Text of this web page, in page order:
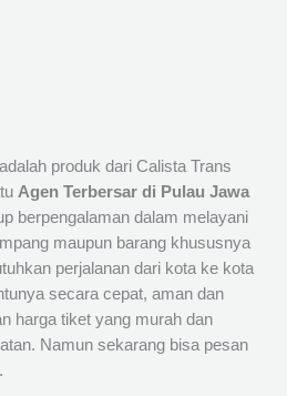
adalah produk dari Calista Trans
Agen Terbersar di Pulau Jawa
berpengalaman dalam melayani
maupun barang khususnya
perjalanan dari kota ke kota
secara cepat, aman dan
harga tiket yang murah dan
Namun sekarang bisa pesan